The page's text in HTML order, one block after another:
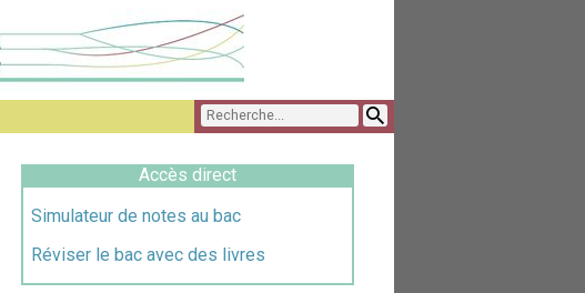
Accès direct
Simulateur de notes au bac
Réviser le bac avec des livres